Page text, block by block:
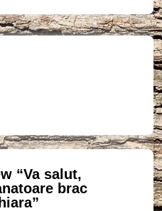
“Va salut,
brac